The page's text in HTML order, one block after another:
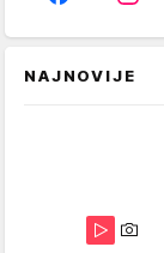
NAJNOVIJE